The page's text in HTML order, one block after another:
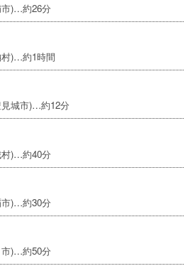
)…約26分
)…約1時間
城市)…約12分
)…約40分
)…約30分
)…約50分